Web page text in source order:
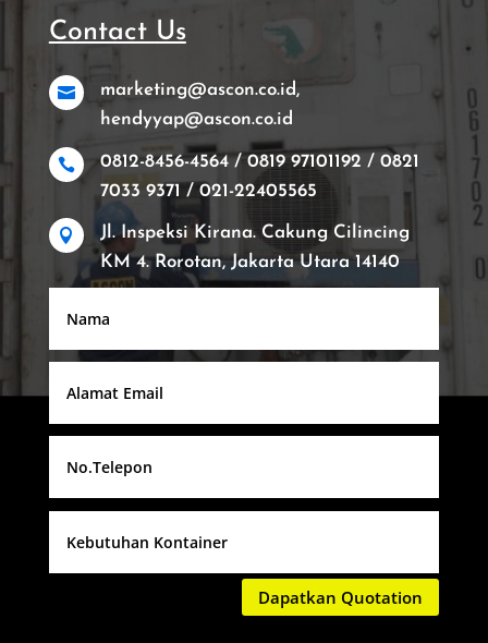
Contact Us

marketing@ascon.co.id,
hendyyap@ascon.co.id

0812-8456-4564 / 0819 97101192 / 0821
7033 9371 / 021-22405565

Jl. Inspeksi Kirana. Cakung Cilincing
KM 4. Rorotan, Jakarta Utara 14140
Dapatkan Quotation